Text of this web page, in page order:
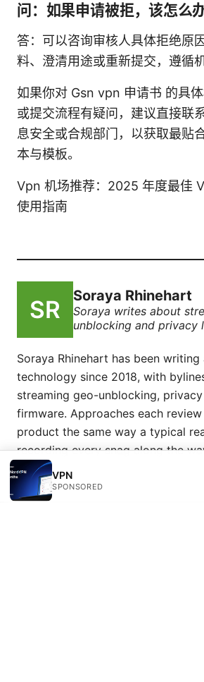
问：如果申请被拒，该怎么办
答：可以咨询审核人具体拒绝原
料、澄清用途或重新提交，遵循
如果你对 Gsn vpn 申请书 的具
或提交流程有疑问，建议直接联
息安全或合规部门，以获取最贴
本与模板。
Vpn 机场推荐：2025 年度最佳
使用指南
Soraya Rhinehart
Soraya writes about
unblocking and privacy
Soraya Rhinehart has been
technology since 2018, with
streaming geo-unblocking,
firmware. Approaches each
product the same way a typical
recording every snag along the
VPN
SPONSORED